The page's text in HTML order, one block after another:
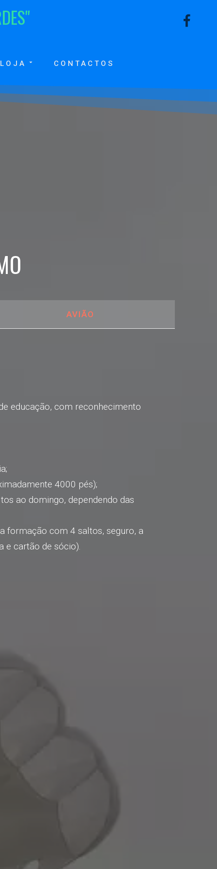
DES"
LOJA CONTACTOS
AVIÃO
educação, com reconhecimento
4000 pés);
ao domingo, dependendo das
formação com 4 saltos, seguro, a
e cartão de sócio).